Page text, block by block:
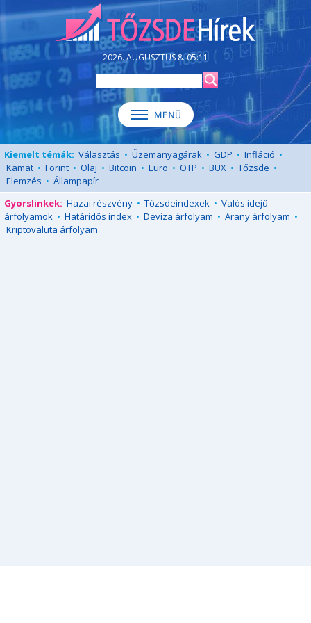
2026. AUGUSZTUS 8. 05:11
Kiemelt témák: Választás • Üzemanyagárak • GDP • Infláció •
Kamat • Forint • Olaj • Bitcoin • Euro • OTP • BUX • Tőzsde •
Elemzés • Állampapír
Gyorslinkek: Hazai részvény • Tőzsdeindexek • Valós idejű
árfolyamok • Határidős index • Deviza árfolyam • Arany árfolyam •
Kriptovaluta árfolyam